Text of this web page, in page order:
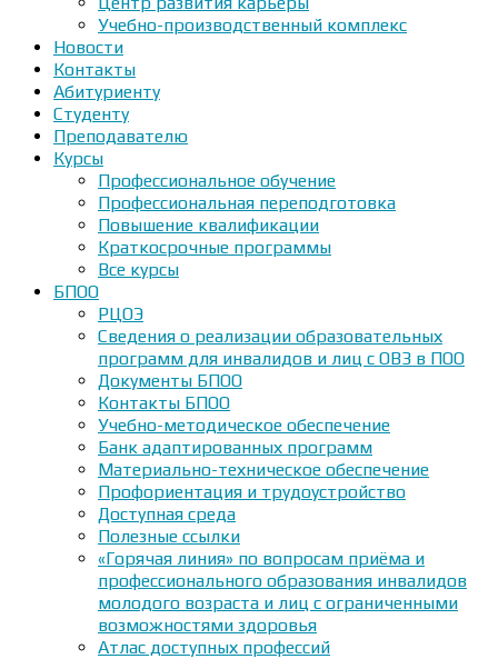
Учебно-производственный комплекс
Новости
Контакты
Абитуриенту
Студенту
Преподавателю
Курсы
Профессиональное обучение
Профессиональная переподготовка
Повышение квалификации
Краткосрочные программы
Все курсы
БПОО
РЦОЭ
Сведения о реализации образовательных
программ для инвалидов и лиц с ОВЗ в ПОО
Документы БПОО
Контакты БПОО
Учебно-методическое обеспечение
Банк адаптированных программ
Материально-техническое обеспечение
Профориентация и трудоустройство
Доступная среда
Полезные ссылки
«Горячая линия» по вопросам приёма и
профессионального образования инвалидов
молодого возраста и лиц с ограниченными
возможностями здоровья
Атлас доступных профессий